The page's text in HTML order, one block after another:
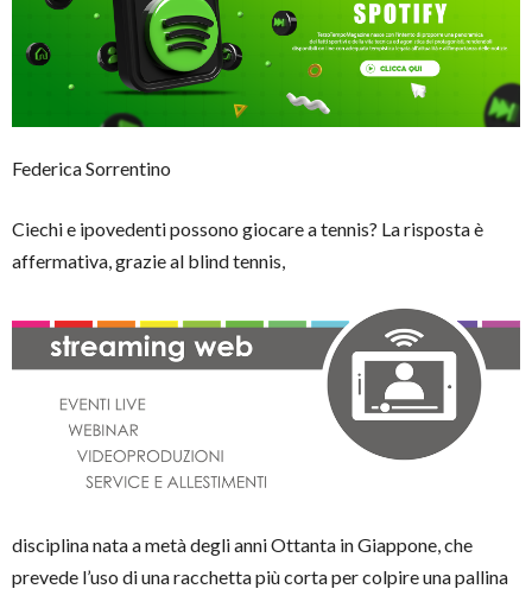
Federica Sorrentino
Ciechi e ipovedenti possono giocare a tennis? La risposta è
affermativa, grazie al blind tennis,
disciplina nata a metà degli anni Ottanta in Giappone, che
prevede l’uso di una racchetta più corta per colpire una pallina